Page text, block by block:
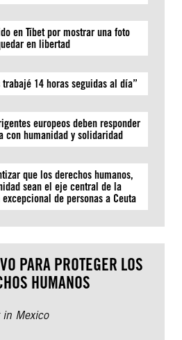
en Tíbet por mostrar una foto
en libertad
14 horas seguidas al día”
europeos deben responder
con humanidad y solidaridad
que los derechos humanos,
sean el eje central de la
de personas a Ceuta
PARA PROTEGER LOS
HUMANOS